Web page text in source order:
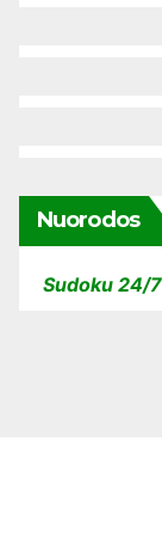
Nuorodos
Sudoku 24/